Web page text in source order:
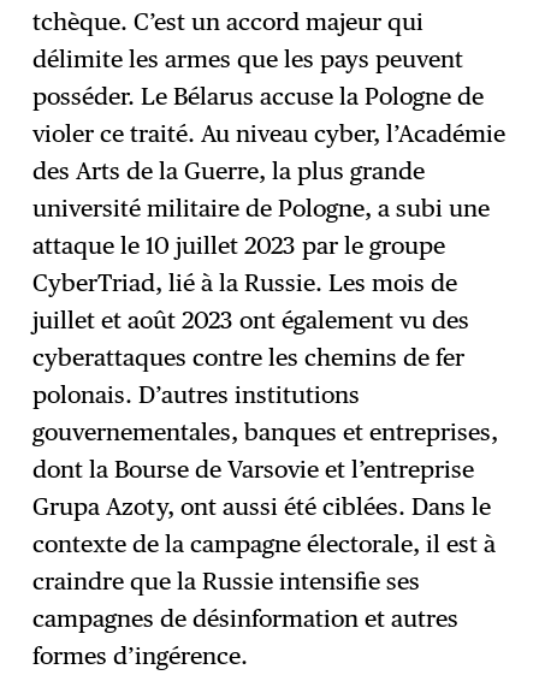
tchèque. C’est un accord majeur qui
délimite les armes que les pays peuvent
posséder. Le Bélarus accuse la Pologne de
violer ce traité. Au niveau cyber, l’Académie
des Arts de la Guerre, la plus grande
université militaire de Pologne, a subi une
attaque le 10 juillet 2023 par le groupe
CyberTriad, lié à la Russie. Les mois de
juillet et août 2023 ont également vu des
cyberattaques contre les chemins de fer
polonais. D’autres institutions
gouvernementales, banques et entreprises,
dont la Bourse de Varsovie et l’entreprise
Grupa Azoty, ont aussi été ciblées. Dans le
contexte de la campagne électorale, il est à
craindre que la Russie intensifie ses
campagnes de désinformation et autres
formes d’ingérence.